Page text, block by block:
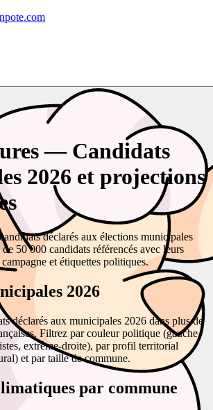
— Candidats
2026 et projections
déclarés aux élections municipales
50 000 candidats référencés avec leurs
et étiquettes politiques.
2026
déclarés aux municipales 2026 dans plus de
Filtrez par couleur politique (gauche,
extrême-droite), par profil territorial
et par taille de commune.
par commune